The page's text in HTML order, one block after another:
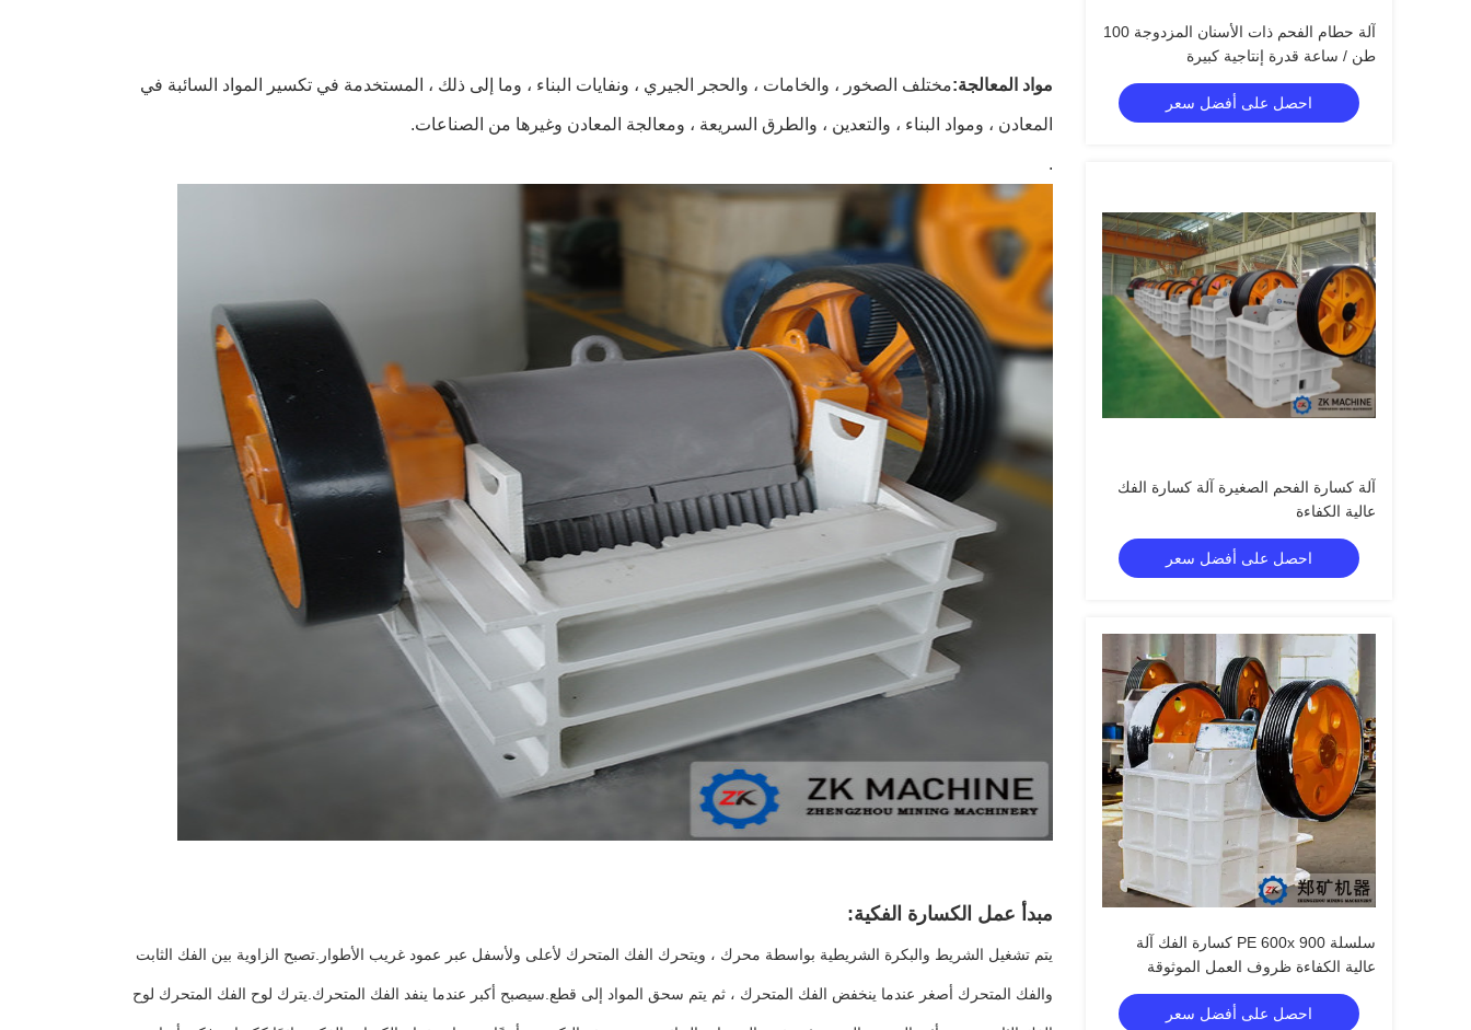
آلة حطام الفحم ذات الأسنان المزدوجة 100
طن / ساعة قدرة إنتاجية كبيرة
احصل على أفضل سعر
آلة كسارة الفحم الصغيرة آلة كسارة الفك
عالية الكفاءة
احصل على أفضل سعر
سلسلة PE 600x 900 كسارة الفك آلة
عالية الكفاءة ظروف العمل الموثوقة
احصل على أفضل سعر
مواد المعالجة:مختلف الصخور ، والخامات ، والحجر الجيري ، ونفايات البناء ، وما إلى ذلك ، المستخدمة في تكسير المواد السائبة في
المعادن ، ومواد البناء ، والتعدين ، والطرق السريعة ، ومعالجة المعادن وغيرها من الصناعات.
.
مبدأ عمل الكسارة الفكية:
يتم تشغيل الشريط والبكرة الشريطية بواسطة محرك ، ويتحرك الفك المتحرك لأعلى ولأسفل عبر عمود غريب الأطوار.تصبح الزاوية بين الفك الثابت
والفك المتحرك أصغر عندما ينخفض ​​الفك المتحرك ، ثم يتم سحق المواد إلى قطع.سيصبح أكبر عندما ينفد الفك المتحرك.يترك لوح الفك المتحرك لوح